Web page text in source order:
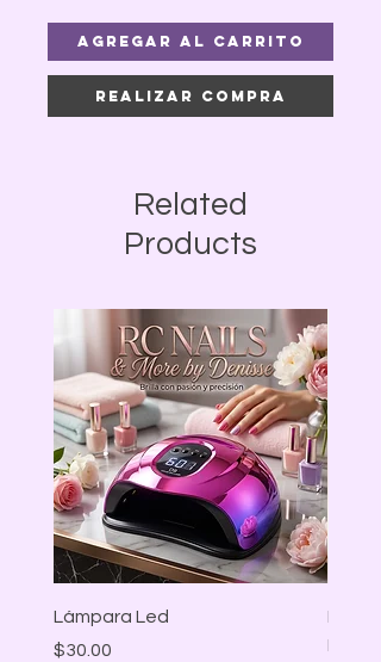
Agregar al carrito
Realizar compra
Related
Products
Lámpara Led
Precio
$30.00